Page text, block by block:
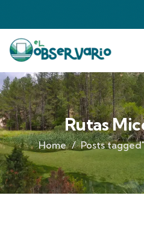
Rutas
Home Posts